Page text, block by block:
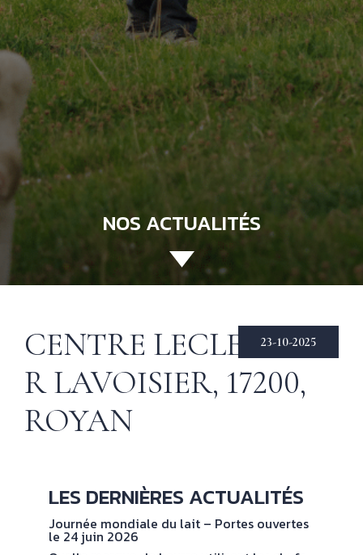
ACCUEIL
ÉCHIRÉ
NOS PRODUITS
D’EXCELLENCE
LE BEURRE
CHARENTES-
RECETTES
& INSPIRATIONS
NOS
NOS ACTUALITÉS
23-10-2025
CENTRE LECLERC —
R LAVOISIER, 17200,
ROYAN
LES DERNIÈRES ACTUALITÉS
Journée mondiale du lait – Portes ouvertes
le 24 juin 2026